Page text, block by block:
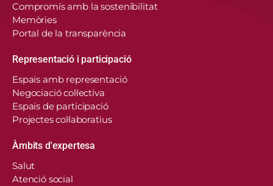
Compromís amb la sostenibilitat
Memòries
Portal de la transparència
Representació i participació
Espais amb representació
Negociació col·lectiva
Espais de participació
Projectes col·laboratius
Àmbits d'expertesa
Salut
Atenció social